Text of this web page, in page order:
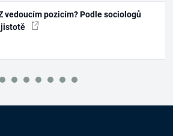
vedoucím pozicím? Podle sociologů
jistotě